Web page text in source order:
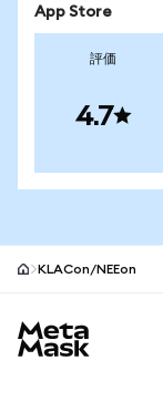
App Store
評価
4.7
KLACon/NEEon